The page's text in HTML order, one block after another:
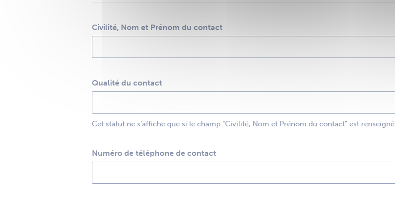
Civilité, Nom et Prénom du contact
Qualité du contact
Cet statut ne s'affiche que si le champ "Civilité, Nom et Prénom du contact" est renseigné
Numéro de téléphone de contact